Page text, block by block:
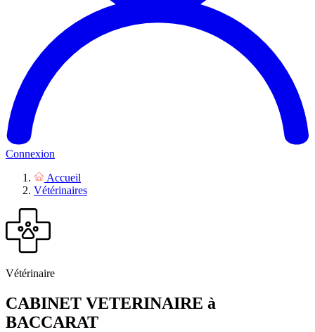
Connexion
Accueil
Vétérinaires
Vétérinaire
CABINET VETERINAIRE à
BACCARAT